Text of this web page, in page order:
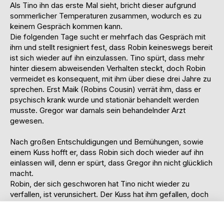
Als Tino ihn das erste Mal sieht, bricht dieser aufgrund
sommerlicher Temperaturen zusammen, wodurch es zu
keinem Gespräch kommen kann.
Die folgenden Tage sucht er mehrfach das Gespräch mit
ihm und stellt resigniert fest, dass Robin keineswegs bereit
ist sich wieder auf ihn einzulassen. Tino spürt, dass mehr
hinter diesem abweisenden Verhalten steckt, doch Robin
vermeidet es konsequent, mit ihm über diese drei Jahre zu
sprechen. Erst Maik (Robins Cousin) verrät ihm, dass er
psychisch krank wurde und stationär behandelt werden
musste. Gregor war damals sein behandelnder Arzt
gewesen.
Nach großen Entschuldigungen und Bemühungen, sowie
einem Kuss hofft er, dass Robin sich doch wieder auf ihn
einlassen will, denn er spürt, dass Gregor ihn nicht glücklich
macht.
Robin, der sich geschworen hat Tino nicht wieder zu
verfallen, ist verunsichert. Der Kuss hat ihm gefallen, doch